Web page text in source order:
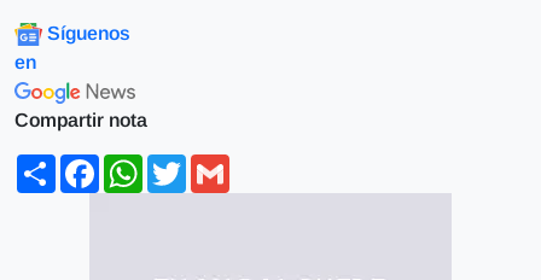
Síguenos
en
Compartir nota
ShareFacebookWhatsApp
Twitter